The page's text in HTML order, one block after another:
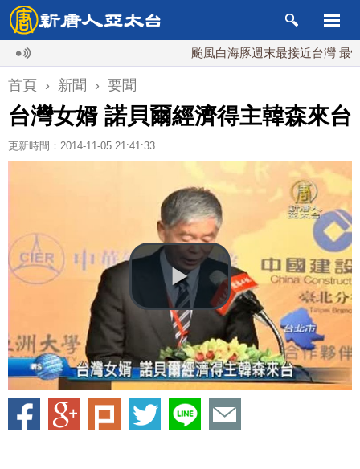
颱風白海豚週末最接近台灣 最快9日
首頁 › 新聞 › 要聞
台灣女婿 諾貝爾經濟得主韓森來台
更新時間：2014-11-05 21:41:33